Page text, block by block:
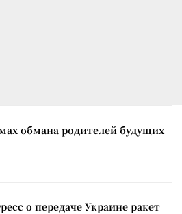
обмана родителей будущих
о передаче Украине ракет